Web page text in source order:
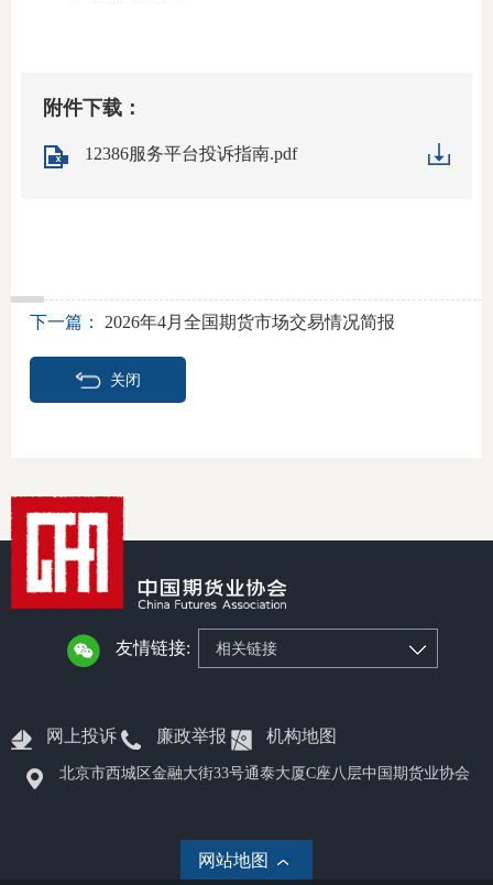
附件下载：
12386服务平台投诉指南.pdf
下一篇： 2026年4月全国期货市场交易情况简报
关闭
友情链接: 相关链接
网上投诉 廉政举报 机构地图
北京市西城区金融大街33号通泰大厦C座八层中国期货业协会
网站地图